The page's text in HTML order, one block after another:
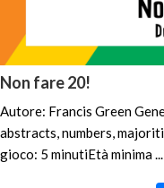
Non fare 20!
Autore: Francis Green
abstracts, numbers,
gioco: 5 minutiEtà minima ...